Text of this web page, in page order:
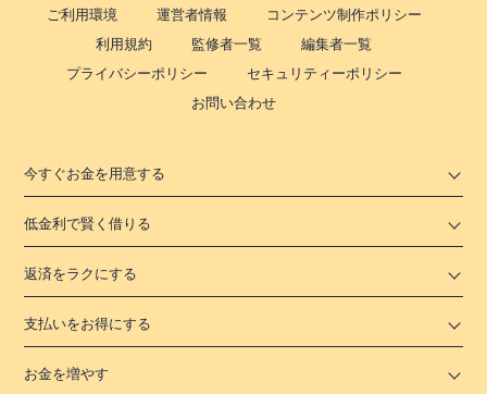
ご利用環境 運営者情報
コンテンツ制作ポリシー
利用規約
監修者一覧
編集者一覧
プライバシーポリシー
セキュリティーポリシー
お問い合わせ
今すぐお金を用意する
低金利で賢く借りる
返済をラクにする
支払いをお得にする
お金を増やす